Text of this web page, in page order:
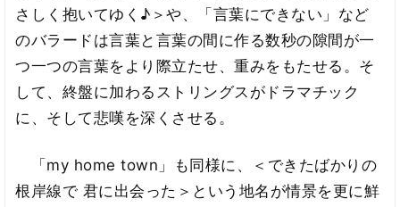
さしく抱いてゆく♪＞や、「言葉にできない」など
のバラードは言葉と言葉の間に作る数秒の隙間が一
つ一つの言葉をより際立たせ、重みをもたせる。そ
して、終盤に加わるストリングスがドラマチック
に、そして悲嘆を深くさせる。
「my home town」も同様に、＜できたばかりの
根岸線で 君に出会った＞という地名が情景を更に鮮